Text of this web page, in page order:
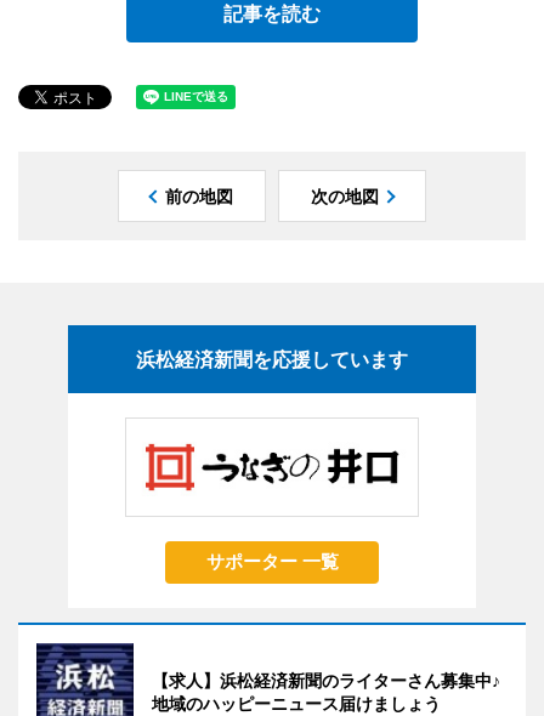
記事を読む
前の地図 次の地図
浜松経済新聞を応援しています
サポーター 一覧
【求人】浜松経済新聞のライターさん募集中♪
地域のハッピーニュース届けましょう